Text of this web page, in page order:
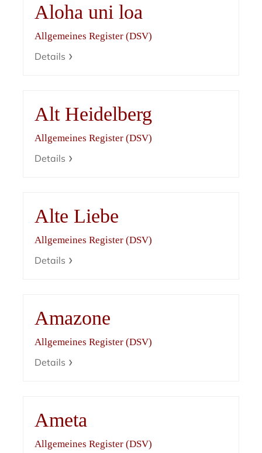
Aloha uni loa
Allgemeines Register (DSV)
Details
Alt Heidelberg
Allgemeines Register (DSV)
Details
Alte Liebe
Allgemeines Register (DSV)
Details
Amazone
Allgemeines Register (DSV)
Details
Ameta
Allgemeines Register (DSV)